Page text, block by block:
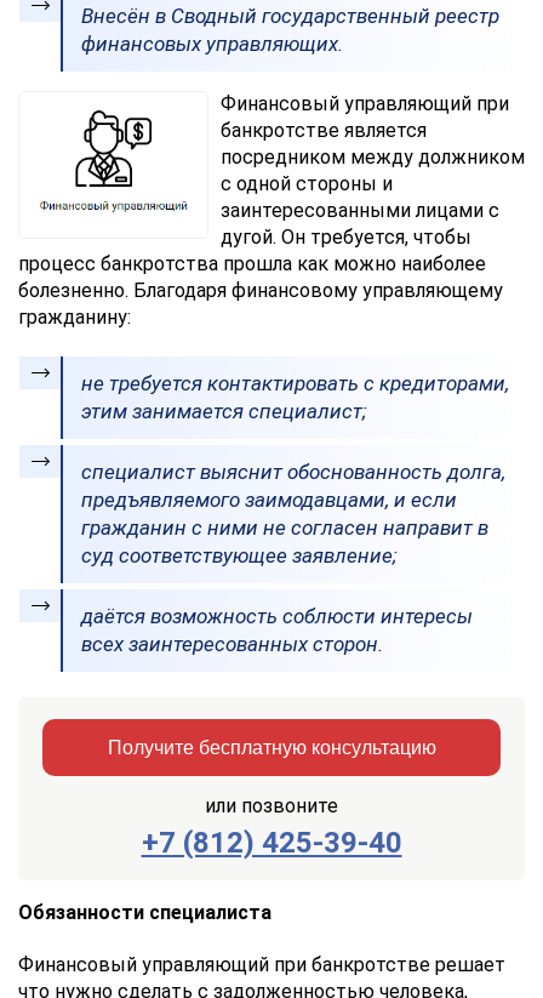
Внесён в Сводный государственный реестр
финансовых управляющих.
Финансовый управляющий при
банкротстве является
посредником между должником
с одной стороны и
заинтересованными лицами с
дугой. Он требуется, чтобы
процесс банкротства прошла как можно наиболее
болезненно. Благодаря финансовому управляющему
гражданину:
не требуется контактировать с кредиторами,
этим занимается специалист;
специалист выяснит обоснованность долга,
предъявляемого заимодавцами, и если
гражданин с ними не согласен направит в
суд соответствующее заявление;
даётся возможность соблюсти интересы
всех заинтересованных сторон.
Получите бесплатную консультацию
или позвоните
+7 (812) 425-39-40
Заказать
консультацию
данные,
Обязанности специалиста
Финансовый управляющий при банкротстве решает
что нужно сделать с задолженностью человека,